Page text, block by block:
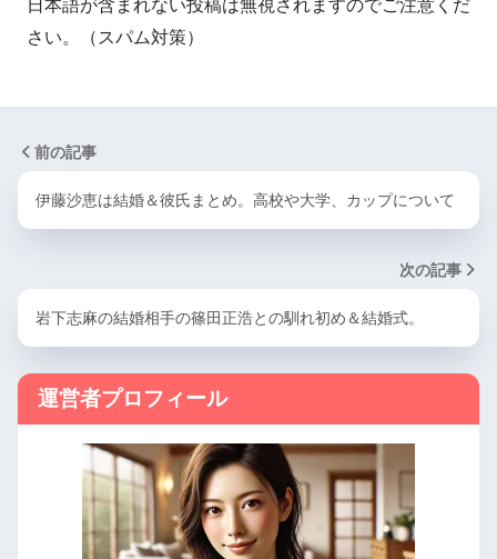
日本語が含まれない投稿は無視されますのでご注意くだ
さい。（スパム対策）
前の記事
伊藤沙恵は結婚＆彼氏まとめ。高校や大学、カップについて
次の記事
岩下志麻の結婚相手の篠田正浩との馴れ初め＆結婚式。
運営者プロフィール